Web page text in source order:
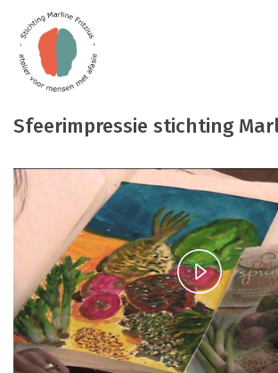
Sfeerimpressie stichting
Play
Video